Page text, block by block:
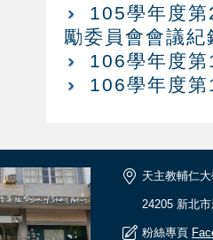
105學年度
勵委員會會議紀
106學年度
106學年度
天主教輔仁
24205 新北
粉絲專頁